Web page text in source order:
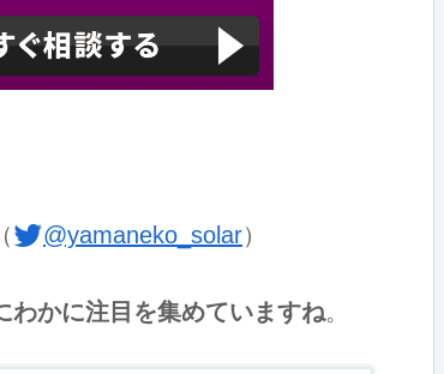
@yamaneko_solar）
わかに注目を集めていますね。